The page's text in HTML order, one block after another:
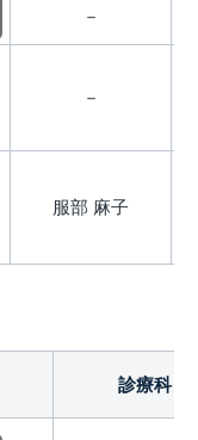
－
－
服部 麻子
診療科